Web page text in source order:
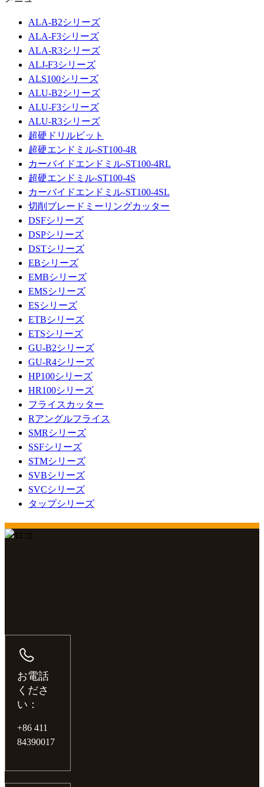
ALA-B2シリーズ
ALA-F3シリーズ
ALA-R3シリーズ
ALJ-F3シリーズ
ALS100シリーズ
ALU-B2シリーズ
ALU-F3シリーズ
ALU-R3シリーズ
超硬ドリルビット
超硬エンドミル-ST100-4R
カーバイドエンドミル-ST100-4RL
超硬エンドミル-ST100-4S
カーバイドエンドミル-ST100-4SL
切削ブレードミーリングカッター
DSFシリーズ
DSPシリーズ
DSTシリーズ
EBシリーズ
EMBシリーズ
EMSシリーズ
ESシリーズ
ETBシリーズ
ETSシリーズ
GU-B2シリーズ
GU-R4シリーズ
HP100シリーズ
HR100シリーズ
フライスカッター
Rアングルフライス
SMRシリーズ
SSFシリーズ
STMシリーズ
SVBシリーズ
SVCシリーズ
タップシリーズ
お電話
くださ
い：
+86 411
84390017